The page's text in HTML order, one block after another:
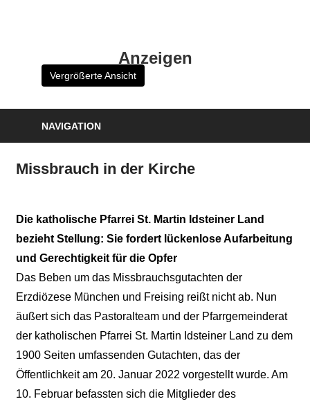
Anzeigen
Vergrößerte Ansicht
NAVIGATION
Missbrauch in der Kirche
Die katholische Pfarrei St. Martin Idsteiner Land
bezieht Stellung: Sie fordert lückenlose Aufarbeitung
und Gerechtigkeit für die Opfer
Das Beben um das Missbrauchsgutachten der
Erzdiözese München und Freising reißt nicht ab. Nun
äußert sich das Pastoralteam und der Pfarrgemeinderat
der katholischen Pfarrei St. Martin Idsteiner Land zu dem
1900 Seiten umfassenden Gutachten, das der
Öffentlichkeit am 20. Januar 2022 vorgestellt wurde. Am
10. Februar befassten sich die Mitglieder des